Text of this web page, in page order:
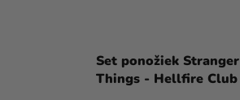
Set ponožiek Stranger
Things - Hellfire Club